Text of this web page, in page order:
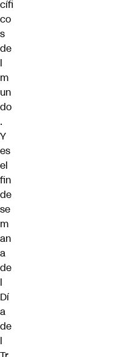
cífi
co
s
de
l
m
un
do
.
Y
es
el
fin
de
se
m
an
a
de
l
Dí
a
de
l